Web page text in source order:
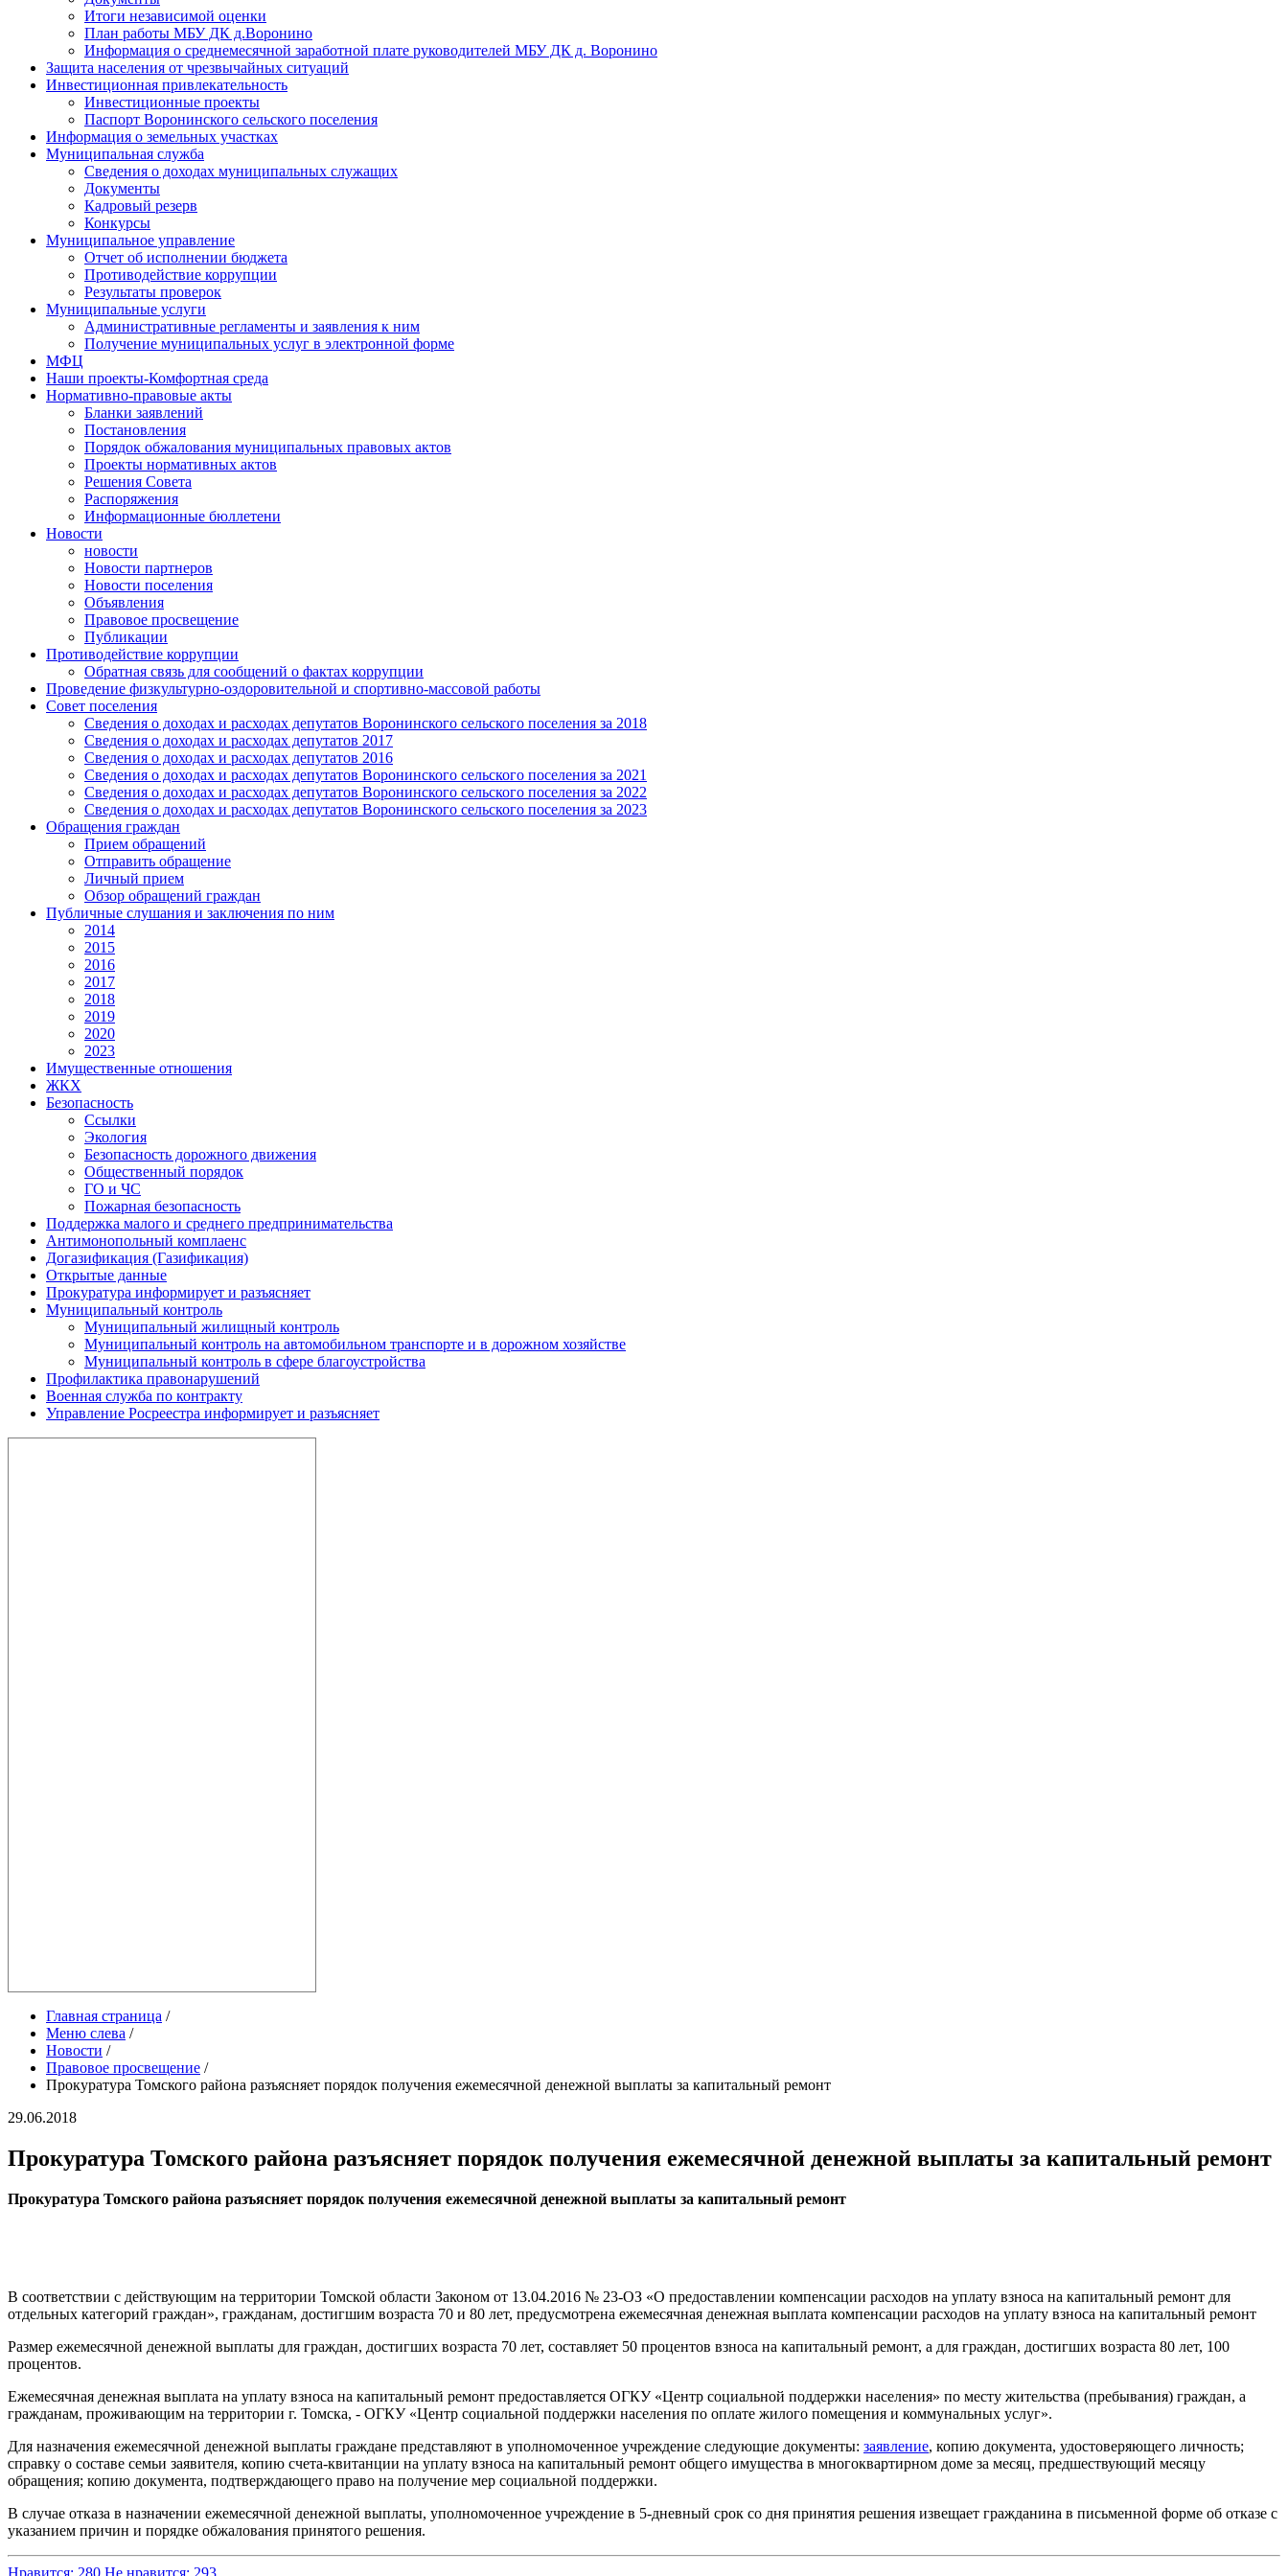
Итоги независимой оценки
План работы МБУ ДК д.Воронино
Информация о среднемесячной заработной плате руководителей МБУ ДК д. Воронино
Защита населения от чрезвычайных ситуаций
Инвестиционная привлекательность
Инвестиционные проекты
Паспорт Воронинского сельского поселения
Информация о земельных участках
Муниципальная служба
Сведения о доходах муниципальных служащих
Документы
Кадровый резерв
Конкурсы
Муниципальное управление
Отчет об исполнении бюджета
Противодействие коррупции
Результаты проверок
Муниципальные услуги
Административные регламенты и заявления к ним
Получение муниципальных услуг в электронной форме
МФЦ
Наши проекты-Комфортная среда
Нормативно-правовые акты
Бланки заявлений
Постановления
Порядок обжалования муниципальных правовых актов
Проекты нормативных актов
Решения Совета
Распоряжения
Информационные бюллетени
Новости
новости
Новости партнеров
Новости поселения
Объявления
Правовое просвещение
Публикации
Противодействие коррупции
Обратная связь для сообщений о фактах коррупции
Проведение физкультурно-оздоровительной и спортивно-массовой работы
Совет поселения
Сведения о доходах и расходах депутатов Воронинского сельского поселения за 2018
Сведения о доходах и расходах депутатов 2017
Сведения о доходах и расходах депутатов 2016
Сведения о доходах и расходах депутатов Воронинского сельского поселения за 2021
Сведения о доходах и расходах депутатов Воронинского сельского поселения за 2022
Сведения о доходах и расходах депутатов Воронинского сельского поселения за 2023
Обращения граждан
Прием обращений
Отправить обращение
Личный прием
Обзор обращений граждан
Публичные слушания и заключения по ним
2014
2015
2016
2017
2018
2019
2020
2023
Имущественные отношения
ЖКХ
Безопасность
Ссылки
Экология
Безопасность дорожного движения
Общественный порядок
ГО и ЧС
Пожарная безопасность
Поддержка малого и среднего предпринимательства
Антимонопольный комплаенс
Догазификация (Газификация)
Открытые данные
Прокуратура информирует и разъясняет
Муниципальный контроль
Муниципальный жилищный контроль
Муниципальный контроль на автомобильном транспорте и в дорожном хозяйстве
Муниципальный контроль в сфере благоустройства
Профилактика правонарушений
Военная служба по контракту
Управление Росреестра информирует и разъясняет
Главная страница /
Меню слева /
Новости /
Правовое просвещение /
Прокуратура Томского района разъясняет порядок получения ежемесячной денежной выплаты за капитальный ремонт
29.06.2018
Прокуратура Томского района разъясняет порядок получения ежемесячной денежной выплаты за капитальный ремонт
Прокуратура Томского района разъясняет порядок получения ежемесячной денежной выплаты за капитальный ремонт
В соответствии с действующим на территории Томской области Законом от 13.04.2016 № 23-ОЗ «О предоставлении компенсации расходов на уплату взноса на капитальный ремонт для
отдельных категорий граждан», гражданам, достигшим возраста 70 и 80 лет, предусмотрена ежемесячная денежная выплата компенсации расходов на уплату взноса на капитальный ремонт
Размер ежемесячной денежной выплаты для граждан, достигших возраста 70 лет, составляет 50 процентов взноса на капитальный ремонт, а для граждан, достигших возраста 80 лет, 100
процентов.
Ежемесячная денежная выплата на уплату взноса на капитальный ремонт предоставляется ОГКУ «Центр социальной поддержки населения» по месту жительства (пребывания) граждан, а
гражданам, проживающим на территории г. Томска, - ОГКУ «Центр социальной поддержки населения по оплате жилого помещения и коммунальных услуг».
Для назначения ежемесячной денежной выплаты граждане представляют в уполномоченное учреждение следующие документы: заявление, копию документа, удостоверяющего личность;
справку о составе семьи заявителя, копию счета-квитанции на уплату взноса на капитальный ремонт общего имущества в многоквартирном доме за месяц, предшествующий месяцу
обращения; копию документа, подтверждающего право на получение мер социальной поддержки.
В случае отказа в назначении ежемесячной денежной выплаты, уполномоченное учреждение в 5-дневный срок со дня принятия решения извещает гражданина в письменной форме об отказе с
указанием причин и порядке обжалования принятого решения.
Нравится: 280 Не нравится: 293